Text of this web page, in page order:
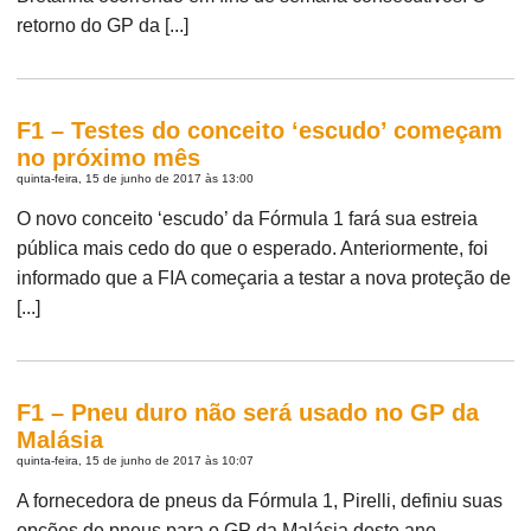
retorno do GP da [...]
F1 – Testes do conceito ‘escudo’ começam
no próximo mês
quinta-feira, 15 de junho de 2017 às 13:00
O novo conceito ‘escudo’ da Fórmula 1 fará sua estreia
pública mais cedo do que o esperado. Anteriormente, foi
informado que a FIA começaria a testar a nova proteção de
[...]
F1 – Pneu duro não será usado no GP da
Malásia
quinta-feira, 15 de junho de 2017 às 10:07
A fornecedora de pneus da Fórmula 1, Pirelli, definiu suas